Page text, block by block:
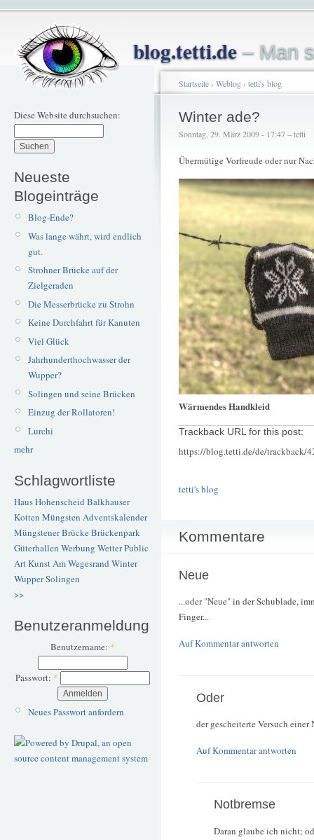
blog.tetti.de– Man
Diese Website durchsuchen:
Neueste
Blogeinträge
Blog-Ende?
Was lange währt, wird endlich
gut.
Strohner Brücke auf der
Zielgeraden
Die Messerbrücke zu Strohn
Keine Durchfahrt für Kanuten
Viel Glück
Jahrhunderthochwasser der
Wupper?
Solingen und seine Brücken
Einzug der Rollatoren!
Lurchi
mehr
Schlagwortliste
Haus Hohenscheid Balkhauser
Kotten Müngsten Adventskalender
Müngstener BrückeBrückenpark
Güterhallen Werbung WetterPublic
ArtKunstAm Wegesrand Winter
WupperSolingen
>>
Benutzeranmeldung
Benutzername: *
Passwort: *
Neues Passwort anfordern
Startseite› Weblog› tetti's blog
Winter ade?
Sonntag, 29. März 2009 - 17:47 – tetti
Übermütige Vorfreude oder nur
Wärmendes Handkleid
Trackback URL for this post:
https://blog.tetti.de/de/trackback/
tetti's blog
Kommentare
Neue
...oder "Neue" in der Schublade,
Finger...
Auf Kommentar antworten
Oder
der gescheiterte Versuch
Auf Kommentar antworten
Notbremse
Daran glaube ich nicht;